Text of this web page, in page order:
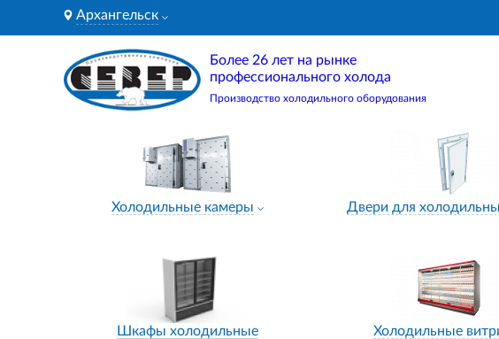
Архангельск
Более 26 лет на рынке
профессионального холода
Производство холодильного оборудования
Холодильные камеры Двери для
Шкафы холодильные Холодильные